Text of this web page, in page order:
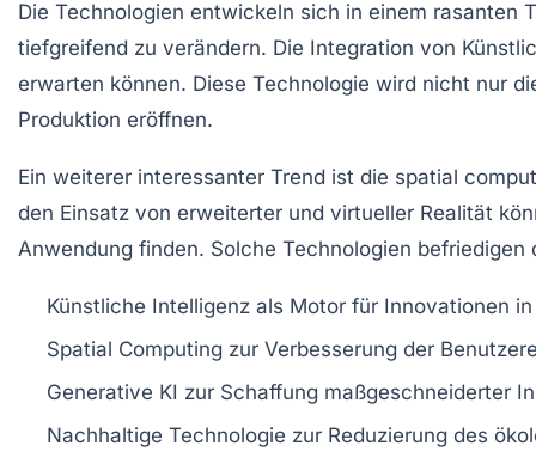
Die Technologien entwickeln sich in einem rasanten
tiefgreifend zu verändern. Die Integration von
erwarten können. Diese Technologie wird nicht nur
Produktion eröffnen.
Ein weiterer interessanter Trend ist die spatial
den Einsatz von erweiterter und virtueller Realität
Anwendung finden. Solche Technologien
Künstliche Intelligenz als Motor für Innovationen
Spatial Computing zur Verbesserung der
Generative KI zur Schaffung maßgeschneiderter
Nachhaltige Technologie zur Reduzierung des